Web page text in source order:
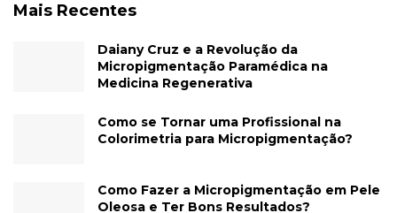
Mais Recentes
Daiany Cruz e a Revolução da
Micropigmentação Paramédica na
Medicina Regenerativa
Como se Tornar uma Profissional na
Colorimetria para Micropigmentação?
Como Fazer a Micropigmentação em Pele
Oleosa e Ter Bons Resultados?